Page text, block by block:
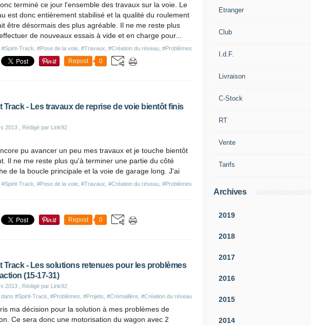
#Spirit-Track #Pose de la voie #Travaux #Création du réseau #Problèmes
terminé ce jour l'ensemble des travaux sur la voie. Le
est donc entièrement stabilisé et la qualité du roulement
être désormais des plus agréable. Il ne me reste plus
de nouveaux essais à vide et en charge pour...
Repost 0
Track - Les travaux de reprise de voie bientôt finis
2013 , Rédigé par Link92
#Spirit-Track #Pose de la voie #Travaux #Création du réseau #Problèmes
pu avancer un peu mes travaux et je touche bientôt
Il ne me reste plus qu'à terminer une partie du côté
de la boucle principale et la voie de garage long. J'ai
Repost 0
Track - Les solutions retenues pour les problèmes
(15-17-31)
2013 , Rédigé par Link92
dans #Spirit-Track #Problèmes #Projets #Crémaillère #Création du réseau
ma décision pour la solution à mes problèmes de
Ce sera donc une motorisation du wagon avec 2
Etranger
Club
I.d.F.
Livraison
C-Stock
RT
Vente
Tarifs
Archives
2019
2018
2017
2016
2015
2014